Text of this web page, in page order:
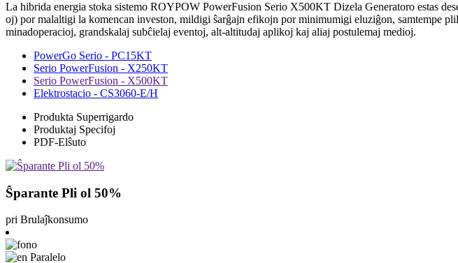
La hibrida energia stoka sistemo ROYPOW PowerFusion Serio X500KT Dizela Generatoro estas
oj) por malaltigi la komencan investon, mildigi ŝarĝajn efikojn por minimumigi eluziĝon, samtempe
minadoperacioj, grandskalaj subĉielaj eventoj, alt-altitudaj aplikoj kaj aliaj postulemaj medioj.
PowerGo Serio - PC15KT
Serio PowerFusion - X250KT
Serio PowerFusion - X500KT
Elektrostacio - CS3060-E/H
Produkta Superrigardo
Produktaj Specifoj
PDF-Elŝuto
Ŝparante Pli ol 50%
pri Brulaĵkonsumo